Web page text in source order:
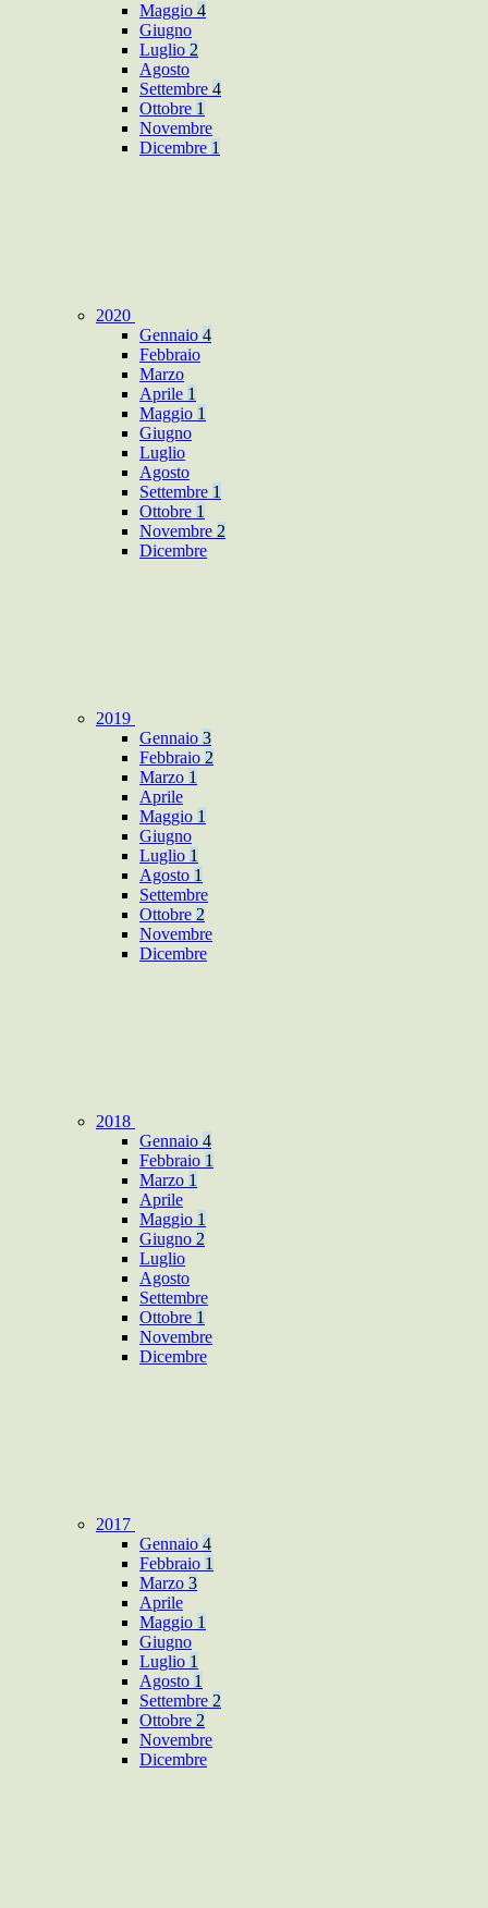
Maggio 4
Giugno
Luglio 2
Agosto
Settembre 4
Ottobre 1
Novembre
Dicembre 1
2020
Gennaio 4
Febbraio
Marzo
Aprile 1
Maggio 1
Giugno
Luglio
Agosto
Settembre 1
Ottobre 1
Novembre 2
Dicembre
2019
Gennaio 3
Febbraio 2
Marzo 1
Aprile
Maggio 1
Giugno
Luglio 1
Agosto 1
Settembre
Ottobre 2
Novembre
Dicembre
2018
Gennaio 4
Febbraio 1
Marzo 1
Aprile
Maggio 1
Giugno 2
Luglio
Agosto
Settembre
Ottobre 1
Novembre
Dicembre
2017
Gennaio 4
Febbraio 1
Marzo 3
Aprile
Maggio 1
Giugno
Luglio 1
Agosto 1
Settembre 2
Ottobre 2
Novembre
Dicembre